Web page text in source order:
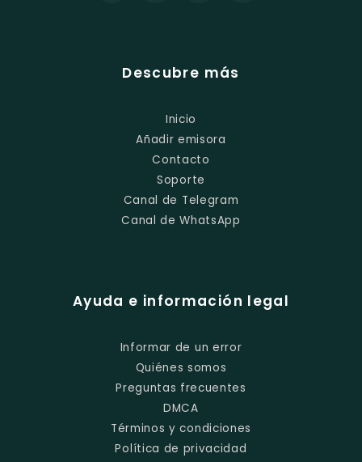
Descubre más
Inicio
Añadir emisora
Contacto
Soporte
Canal de Telegram
Canal de WhatsApp
Ayuda e información legal
Informar de un error
Quiénes somos
Preguntas frecuentes
DMCA
Términos y condiciones
Política de privacidad